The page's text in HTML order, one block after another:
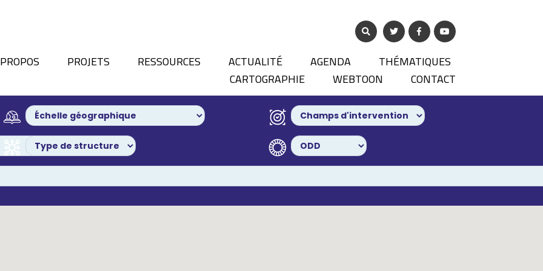
PROJETS RESSOURCES ACTUALITÉ AGENDA
THÉMATIQUES
CARTOGRAPHIE
WEBTOON CONTACT